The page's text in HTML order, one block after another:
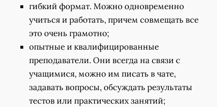
гибкий формат. Можно одновременно
учиться и работать, причем совмещать все
это очень грамотно;
опытные и квалифицированные
преподаватели. Они всегда на связи с
учащимися, можно им писать в чате,
задавать вопросы, обсуждать результаты
тестов или практических занятий;